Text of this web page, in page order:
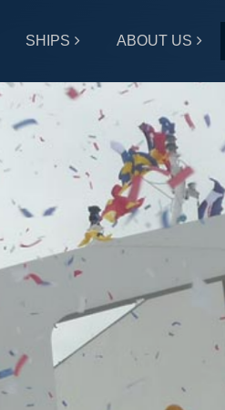
SHIPS ABOUT US